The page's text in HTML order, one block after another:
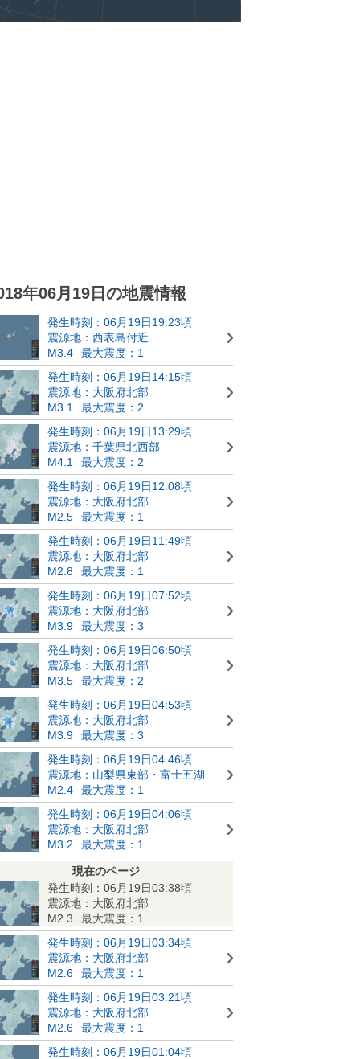
年06月19日の地震情報
発生時刻：06月19日19:23頃
震源地：西表島付近
M3.4
最大震度：1
発生時刻：06月19日14:15頃
震源地：大阪府北部
M3.1
最大震度：2
発生時刻：06月19日13:29頃
震源地：千葉県北西部
M4.1
最大震度：2
発生時刻：06月19日12:08頃
震源地：大阪府北部
M2.5
最大震度：1
発生時刻：06月19日11:49頃
震源地：大阪府北部
M2.8
最大震度：1
発生時刻：06月19日07:52頃
震源地：大阪府北部
M3.9
最大震度：3
発生時刻：06月19日06:50頃
震源地：大阪府北部
M3.5
最大震度：2
発生時刻：06月19日04:53頃
震源地：大阪府北部
M3.9
最大震度：3
発生時刻：06月19日04:46頃
震源地：山梨県東部・富士五湖
M2.4
最大震度：1
発生時刻：06月19日04:06頃
震源地：大阪府北部
M3.2
最大震度：1
現在のページ
発生時刻：06月19日03:38頃
震源地：大阪府北部
M2.3
最大震度：1
発生時刻：06月19日03:34頃
震源地：大阪府北部
M2.6
最大震度：1
発生時刻：06月19日03:21頃
震源地：大阪府北部
M2.6
最大震度：1
発生時刻：06月19日01:04頃